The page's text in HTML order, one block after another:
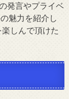
発言やプライベ
魅力を紹介し
しんで頂けた